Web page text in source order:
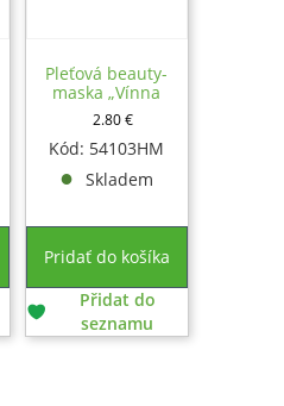
Pleťová beauty-
maska ​​„Vínna
terapia“
2.80€
Kód: 54103HM
Skladem
Pridať do košíka
Přidat do
seznamu